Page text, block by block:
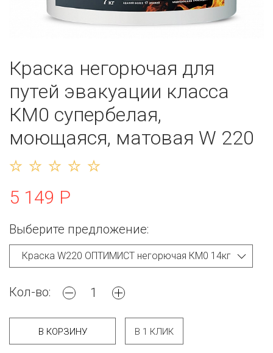
Краска негорючая для
путей эвакуации класса
КМ0 супербелая,
моющаяся, матовая W 220
5 149 Р
Выберите предложение:
Кол-во:
В КОРЗИНУ В 1 КЛИК